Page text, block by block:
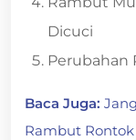
Dicuci
Perubahan
Baca Juga:
Rambut Rontok